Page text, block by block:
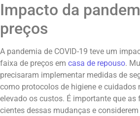
Impacto da
preços
A pandemia de COVID-19 teve um
faixa de preços em casa de repouso.
precisaram implementar medidas de
como protocolos de higiene e cuidados
elevado os custos. É importante que
cientes dessas mudanças e